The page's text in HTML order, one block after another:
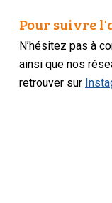
Pour suivre
N’hésitez pas à
ainsi que nos
retrouver sur